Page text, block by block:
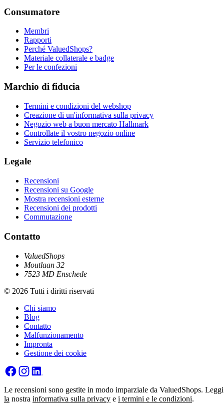
Consumatore
Membri
Rapporti
Perché ValuedShops?
Materiale collaterale e badge
Per le confezioni
Marchio di fiducia
Termini e condizioni del webshop
Creazione di un'informativa sulla privacy
Negozio web a buon mercato Hallmark
Controllate il vostro negozio online
Servizio telefonico
Legale
Recensioni
Recensioni su Google
Mostra recensioni esterne
Recensioni dei prodotti
Commutazione
Contatto
ValuedShops
Moutlaan 32
7523 MD Enschede
© 2026 Tutti i diritti riservati
Chi siamo
Blog
Contatto
Malfunzionamento
Impronta
Gestione dei cookie
Le recensioni sono gestite in modo imparziale da ValuedShops. Leggi
la nostra informativa sulla privacy e i termini e le condizioni.